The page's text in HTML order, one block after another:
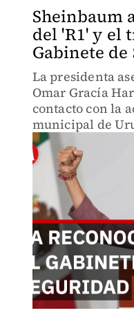
Sheinbaum
del 'R1' y el
Gabinete
La presidenta
Omar Gracía
contacto con la
municipal de
(viuda de Carlos